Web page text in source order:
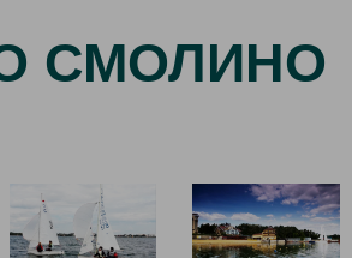
СМОЛИНО